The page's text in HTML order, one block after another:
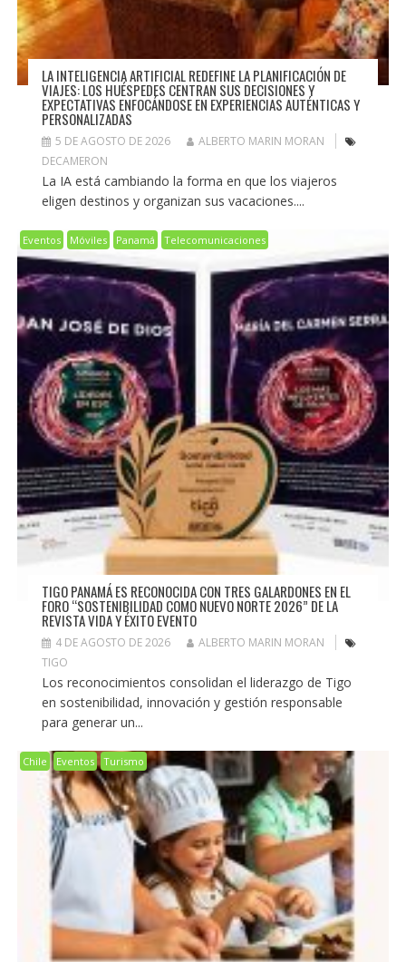
LA INTELIGENCIA ARTIFICIAL REDEFINE LA PLANIFICACIÓN DE
VIAJES: LOS HUÉSPEDES CENTRAN SUS DECISIONES Y
EXPECTATIVAS ENFOCÁNDOSE EN EXPERIENCIAS AUTÉNTICAS Y
PERSONALIZADAS
5 DE AGOSTO DE 2026
ALBERTO MARIN MORAN
DECAMERON
La IA está cambiando la forma en que los viajeros
eligen destinos y organizan sus vacaciones....
Eventos Móviles Panamá Telecomunicaciones
TIGO PANAMÁ ES RECONOCIDA CON TRES GALARDONES EN EL
FORO “SOSTENIBILIDAD COMO NUEVO NORTE 2026” DE LA
REVISTA VIDA Y ÉXITO EVENTO
4 DE AGOSTO DE 2026
ALBERTO MARIN MORAN
TIGO
Los reconocimientos consolidan el liderazgo de Tigo
en sostenibilidad, innovación y gestión responsable
para generar un...
Chile Eventos Turismo